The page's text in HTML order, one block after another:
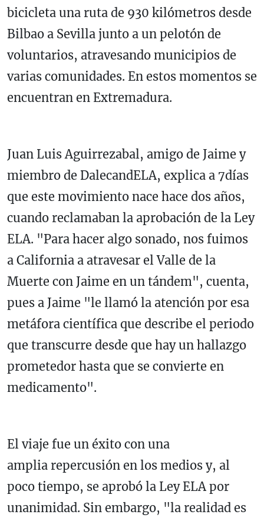
bicicleta una ruta de 930 kilómetros desde
Bilbao a Sevilla junto a un pelotón de
voluntarios, atravesando municipios de
varias comunidades. En estos momentos se
encuentran en Extremadura.
Juan Luis Aguirrezabal, amigo de Jaime y
miembro de DalecandELA, explica a 7días
que este movimiento nace hace dos años,
cuando reclamaban la aprobación de la Ley
ELA. "Para hacer algo sonado, nos fuimos
a California a atravesar el Valle de la
Muerte con Jaime en un tándem", cuenta,
pues a Jaime "le llamó la atención por esa
metáfora científica que describe el periodo
que transcurre desde que hay un hallazgo
prometedor hasta que se convierte en
medicamento".
El viaje fue un éxito con una
amplia repercusión en los medios y, al
poco tiempo, se aprobó la Ley ELA por
unanimidad. Sin embargo, "la realidad es